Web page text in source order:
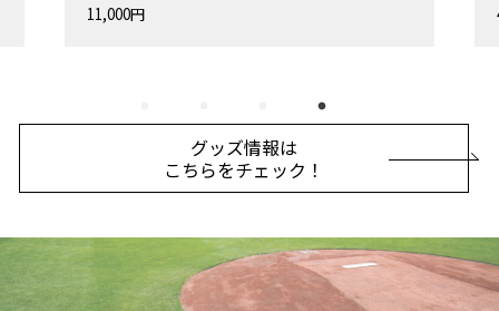
4,000円
グッズ情報は
こちらをチェック！